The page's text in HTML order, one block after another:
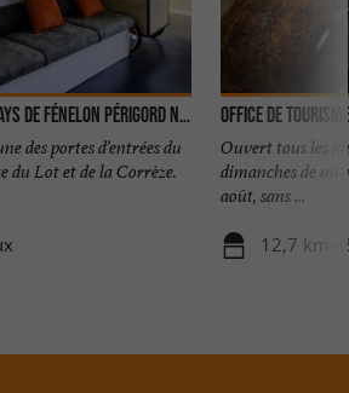
Office de Tourisme du Pays de Fénelon Périgord Noir
des portes d’entrées du
du Lot et de la Corrèze.
Ouvert tous les
dimanches de
août, sans ...
12,7 km -